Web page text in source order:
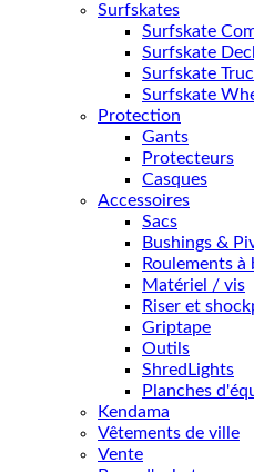
Surfskates
Surfskate
Surfskate
Surfskate
Surfskate
Protection
Gants
Protecteurs
Casques
Accessoires
Sacs
Bushings &
Roulements
Matériel / vis
Riser et
Griptape
Outils
ShredLights
Planches
Kendama
Vêtements de ville
Vente